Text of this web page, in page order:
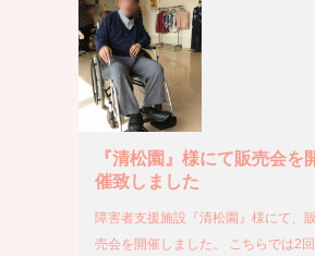
『清松園』様にて販売会を
催致しました
障害者支援施設『清松園』様にて、販
売会を開催しました。 こちらでは2回